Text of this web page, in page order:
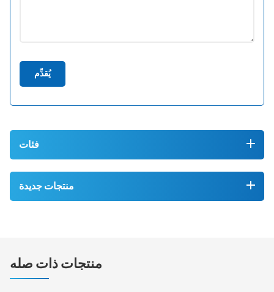
يُقدِّم
فئات
منتجات جديدة
منتجات ذات صله